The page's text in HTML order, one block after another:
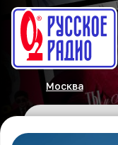
Москва